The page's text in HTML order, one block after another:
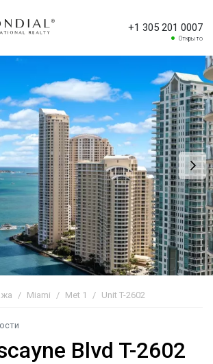
+1 305 201 0007
Открыто
Miami Met 1 Unit T-2602
Blvd T-2602